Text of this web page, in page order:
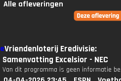
Alle afleveringen
Vriendenloterij Eredivisie:
Samenvatting Excelsior - NEC
Van dit programma is geen informatie